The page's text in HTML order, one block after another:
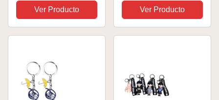
Merlina - Minifigura de
Vinilo Coleccionable
Llavero Original -
Ver Producto
accesorios de cosplay,
Multicolor, 44mm
Ver Producto